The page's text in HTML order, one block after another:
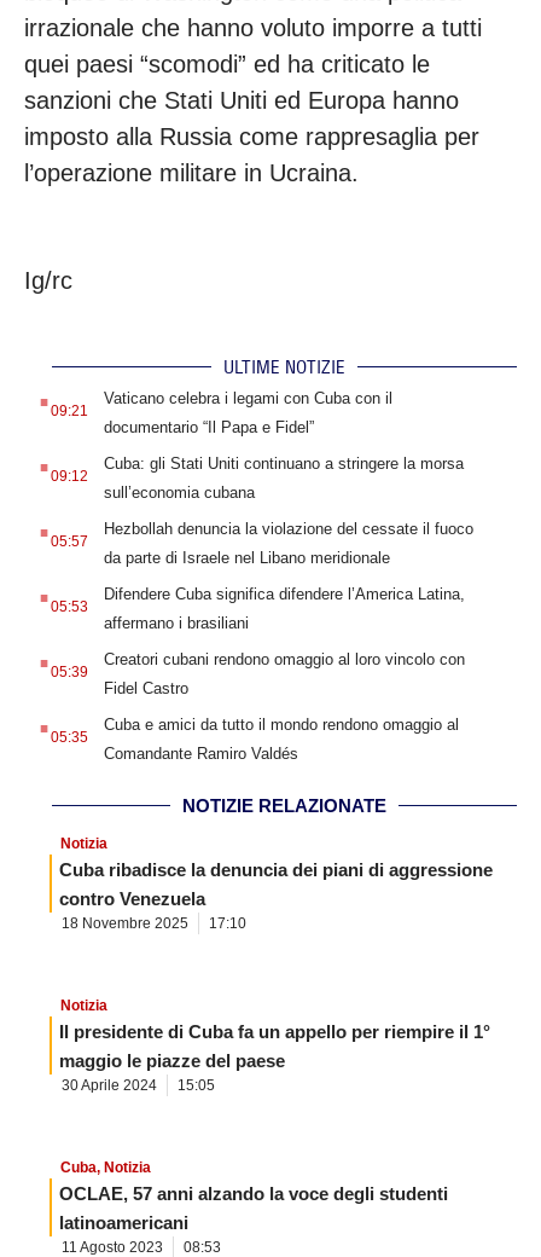
irrazionale che hanno voluto imporre a tutti
quei paesi “scomodi” ed ha criticato le
sanzioni che Stati Uniti ed Europa hanno
imposto alla Russia come rappresaglia per
l’operazione militare in Ucraina.
Ig/rc
ULTIME NOTIZIE
.09:21
Vaticano celebra i legami con Cuba con il
documentario “Il Papa e Fidel”
.09:12
Cuba: gli Stati Uniti continuano a stringere la morsa
sull’economia cubana
.05:57
Hezbollah denuncia la violazione del cessate il fuoco
da parte di Israele nel Libano meridionale
.05:53
Difendere Cuba significa difendere l’America Latina,
affermano i brasiliani
.05:39
Creatori cubani rendono omaggio al loro vincolo con
Fidel Castro
.05:35
Cuba e amici da tutto il mondo rendono omaggio al
Comandante Ramiro Valdés
NOTIZIE RELAZIONATE
Notizia
Cuba ribadisce la denuncia dei piani di aggressione
contro Venezuela
18 Novembre 2025 17:10
Notizia
Il presidente di Cuba fa un appello per riempire il 1°
maggio le piazze del paese
30 Aprile 2024 15:05
Cuba, Notizia
OCLAE, 57 anni alzando la voce degli studenti
latinoamericani
11 Agosto 2023 08:53